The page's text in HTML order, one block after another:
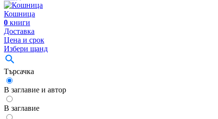
Кошница
0 книги
Доставка
Цена и срок
Избери щанд
Търсачка
В заглавие и автор
В заглавие